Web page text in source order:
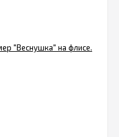
"Веснушка" на флисе.